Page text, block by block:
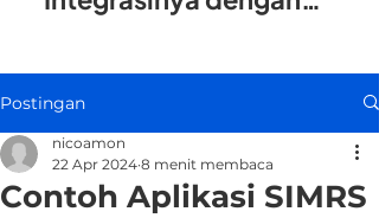
Postingan
Contoh Aplikasi SIMRS
nicoamon
22 Apr 2024 8 menit membaca